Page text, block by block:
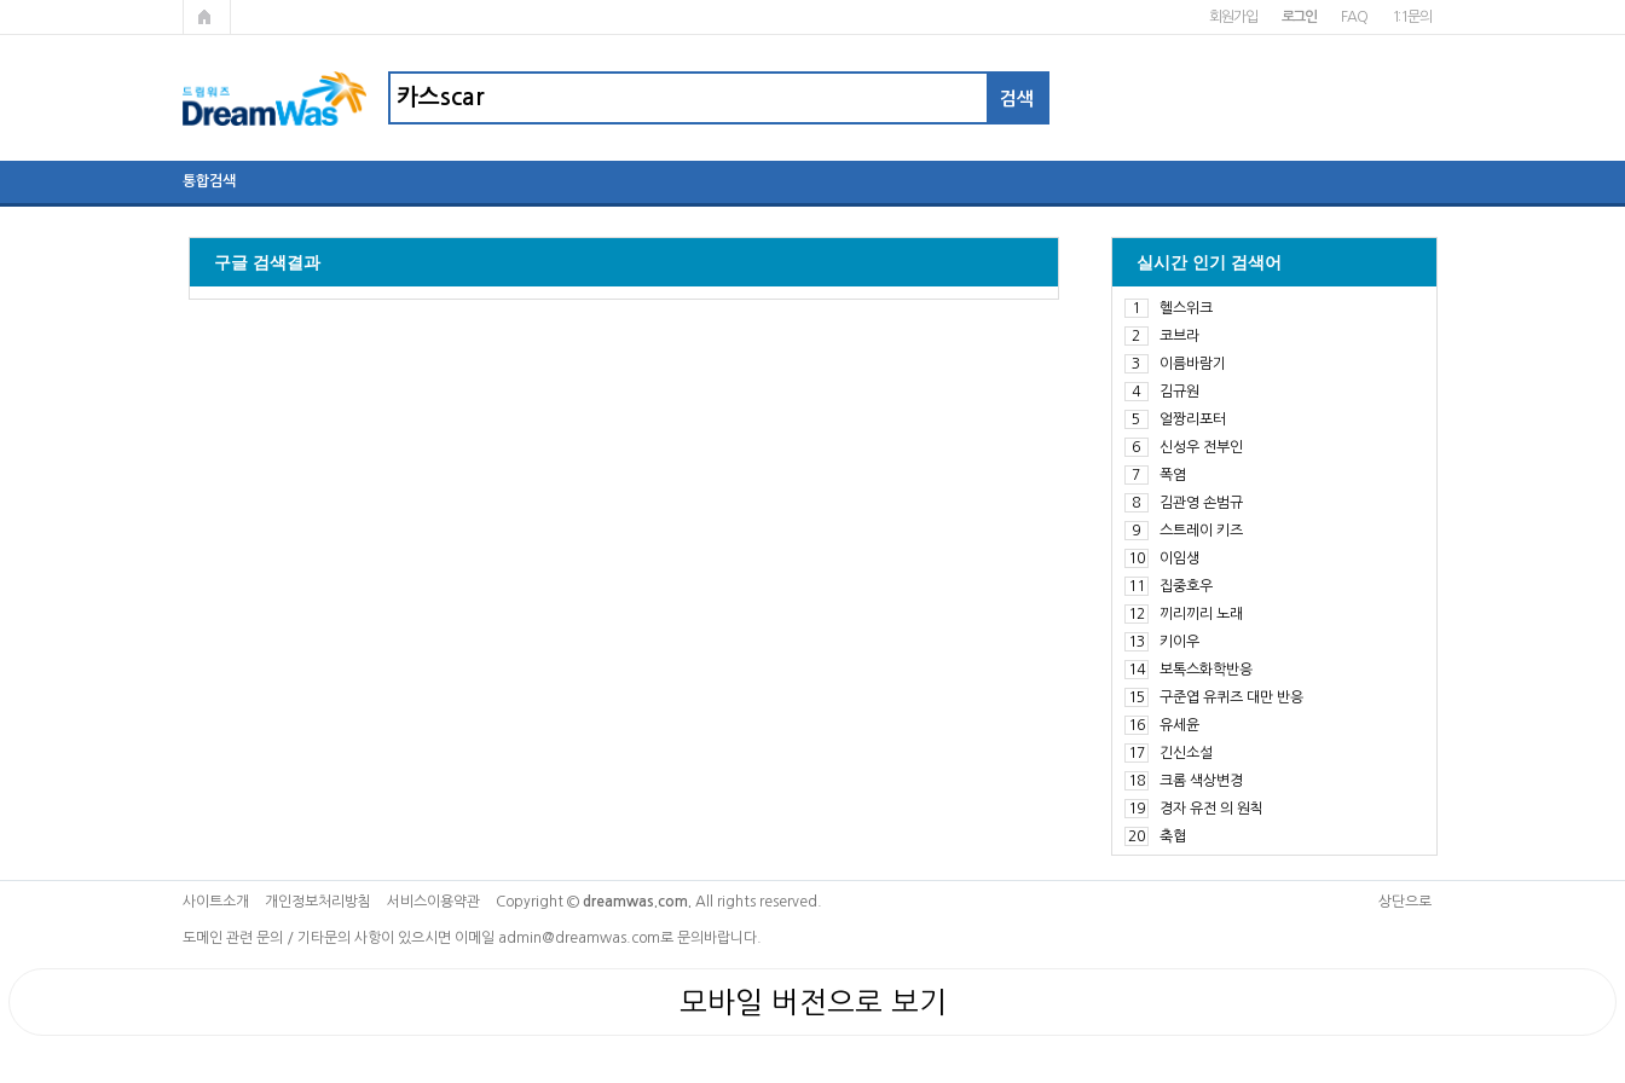
회원가입 로그인 FAQ 1:1문의
통합검색
실시간 인기 검색어
1
헬스위크
2
코브라
3
이름바람기
4
김규원
5
얼짱리포터
6
신성우 전부인
7
폭염
8
김관영 손범규
9
스트레이 키즈
10
이임생
11
집중호우
12
끼리끼리 노래
13
키이우
14
보톡스화학반응
15
구준엽 유퀴즈 대만 반응
16
유세윤
17
긴신소설
18
크롬 색상변경
19
경자 유전 의 원칙
20
축협
구글 검색결과
사이트소개 개인정보처리방침 서비스이용약관 Copyright © dreamwas.com. All rights reserved. 상단으로
도메인 관련 문의 / 기타문의 사항이 있으시면 이메일 admin@dreamwas.com로 문의바랍니다.
모바일 버전으로 보기